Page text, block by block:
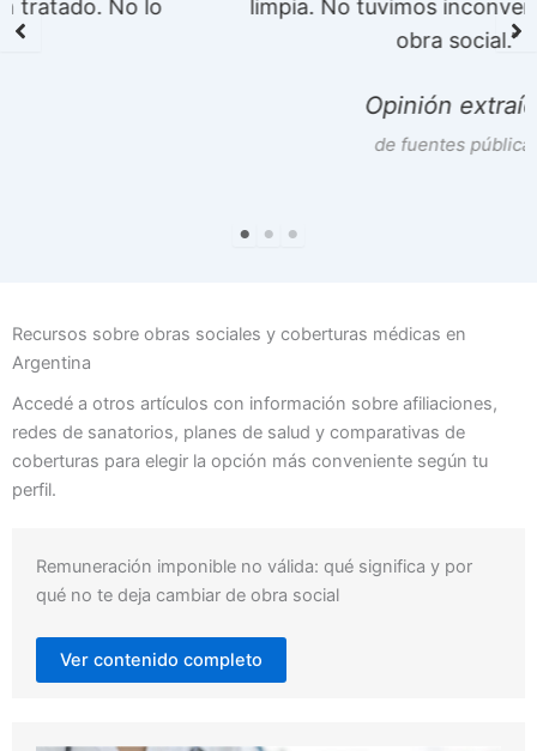
limpia. No tuvimos inconvenientes con la
Recursos sobre obras sociales y coberturas médicas en
Argentina
Accedé a otros artículos con información sobre afiliaciones,
redes de sanatorios, planes de salud y comparativas de
coberturas para elegir la opción más conveniente según tu
perfil.
Remuneración imponible no válida: qué significa y por
qué no te deja cambiar de obra social
Ver contenido completo